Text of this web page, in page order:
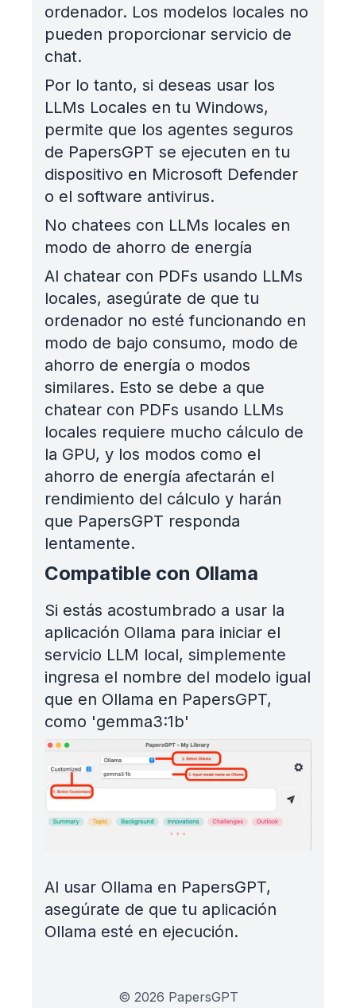
ordenador. Los modelos locales no
pueden proporcionar servicio de
chat.
Por lo tanto, si deseas usar los
LLMs Locales en tu Windows,
permite que los agentes seguros
de PapersGPT se ejecuten en tu
dispositivo en Microsoft Defender
o el software antivirus.
No chatees con LLMs locales en
modo de ahorro de energía
Al chatear con PDFs usando LLMs
locales, asegúrate de que tu
ordenador no esté funcionando en
modo de bajo consumo, modo de
ahorro de energía o modos
similares. Esto se debe a que
chatear con PDFs usando LLMs
locales requiere mucho cálculo de
la GPU, y los modos como el
ahorro de energía afectarán el
rendimiento del cálculo y harán
que PapersGPT responda
lentamente.
Compatible con Ollama
Si estás acostumbrado a usar la
aplicación Ollama para iniciar el
servicio LLM local, simplemente
ingresa el nombre del modelo igual
que en Ollama en PapersGPT,
como 'gemma3:1b'
Al usar Ollama en PapersGPT,
asegúrate de que tu aplicación
Ollama esté en ejecución.
© 2026 PapersGPT